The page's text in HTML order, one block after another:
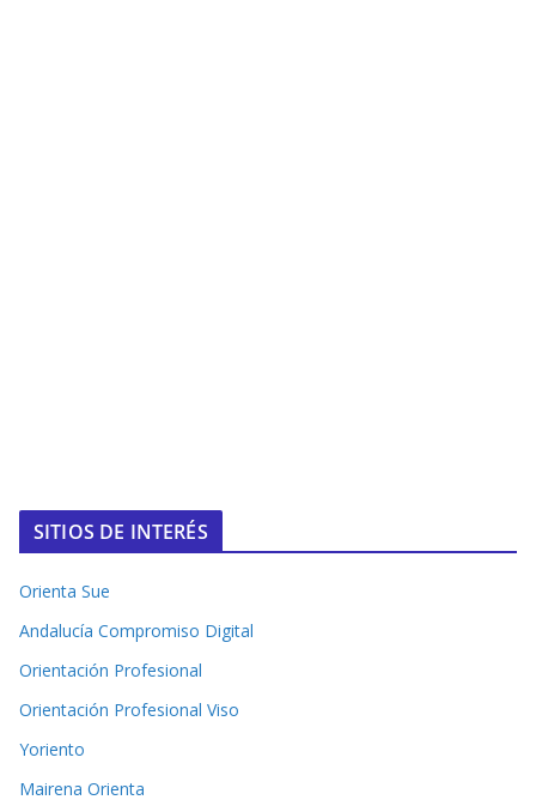
SITIOS DE INTERÉS
Orienta Sue
Andalucía Compromiso Digital
Orientación Profesional
Orientación Profesional Viso
Yoriento
Mairena Orienta